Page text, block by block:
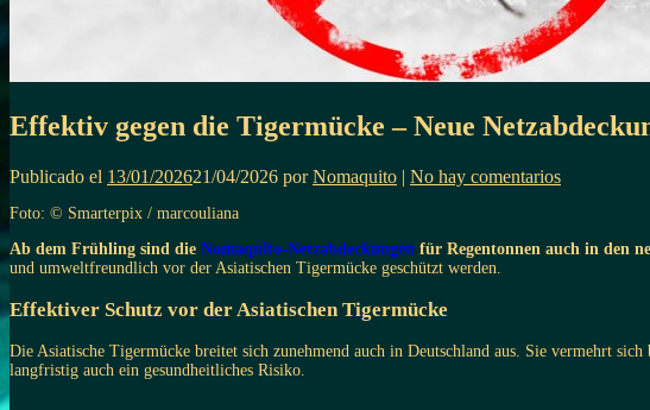
Effektiv gegen die Tigermücke – Neue
Publicado el 13/01/202621/04/2026 porNomaquito | No hay comentarios
Foto: © Smarterpix / marcouliana
Ab dem Frühling sind die Nomaquito-Netzabdeckungen für Regentonnen auch in den
und umweltfreundlich vor der Asiatischen Tigermücke geschützt werden.
Effektiver Schutz vor der Asiatischen Tigermücke
Die Asiatische Tigermücke breitet sich zunehmend auch in Deutschland aus. Sie vermehrt
langfristig auch ein gesundheitliches Risiko.